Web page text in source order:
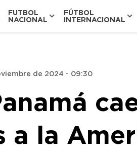
FUTBOL
NACIONAL
FÚTBOL
INTERNACIONAL
de 2024 - 09:30
a la